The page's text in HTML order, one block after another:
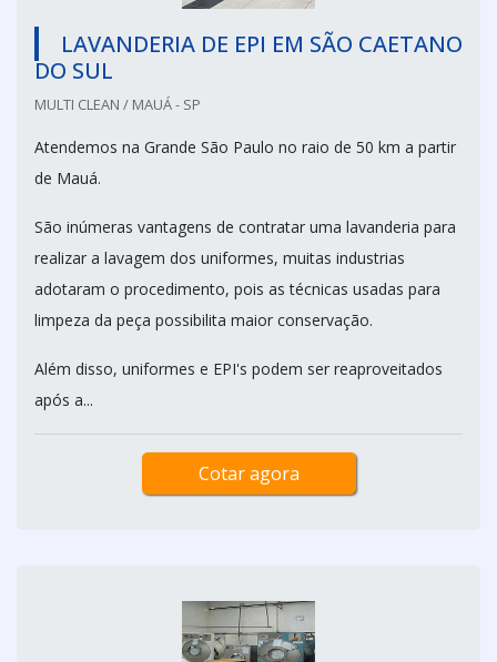
LAVANDERIA DE EPI EM SÃO CAETANO
DO SUL
MULTI CLEAN / MAUÁ - SP
Atendemos na Grande São Paulo no raio de 50 km a partir
de Mauá.
São inúmeras vantagens de contratar uma lavanderia para
realizar a lavagem dos uniformes, muitas industrias
adotaram o procedimento, pois as técnicas usadas para
limpeza da peça possibilita maior conservação.
Além disso, uniformes e EPI's podem ser reaproveitados
após a...
Cotar agora